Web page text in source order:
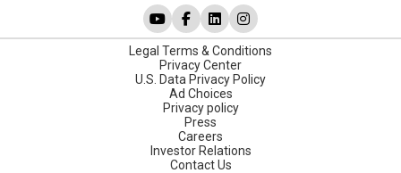
Legal Terms & Conditions
Privacy Center
U.S. Data Privacy Policy
Ad Choices
Privacy policy
Press
Careers
Investor Relations
Contact Us